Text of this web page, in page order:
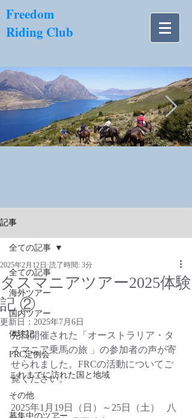
​Freedom
Riding Club
記事
全ての記事
海外ツアー
国内ツアー
体験記
FRC定例会
これまでに訪れた国と地域
その他
募集中のツアー
全ての記事
タスマニアツアー2025体験
記 ②
2025年2月12日 読了時間: 3分
更新日： 2025年7月6日
先日開催された「オーストラリア・タ
スマニア乗馬の旅 」の参加者の声が寄
せられました。FRCの活動についてご
覧ください。
2025年1月19日（日）～25日（土）   八